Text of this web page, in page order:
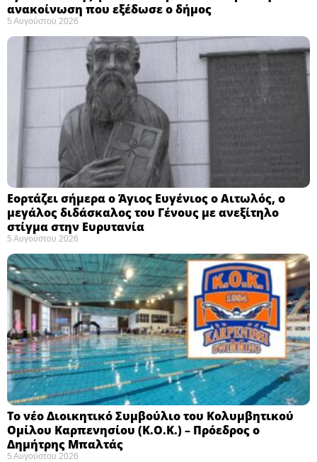
ανακοίνωση που εξέδωσε ο δήμος
5 Αυγούστου 2026
Εορτάζει σήμερα ο Άγιος Ευγένιος ο Αιτωλός, ο
μεγάλος διδάσκαλος του Γένους με ανεξίτηλο
στίγμα στην Ευρυτανία
5 Αυγούστου 2026
Το νέο Διοικητικό Συμβούλιο του Κολυμβητικού
Ομίλου Καρπενησίου (Κ.Ο.Κ.) – Πρόεδρος ο
Δημήτρης Μπαλτάς
5 Αυγούστου 2026